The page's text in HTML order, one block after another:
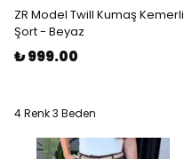
ZR Model Twill Kumaş Kemerli
Şort - Beyaz
₺ 999.00
4 Renk 3 Beden